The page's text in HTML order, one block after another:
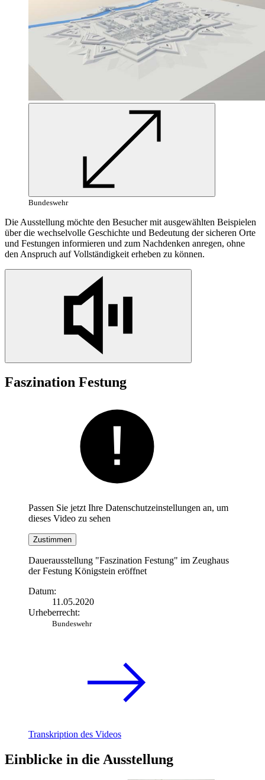
Bundeswehr
Die Ausstellung möchte den Besucher mit ausgewählten Beispielen
über die wechselvolle Geschichte und Bedeutung der sicheren Orte
und Festungen informieren und zum Nachdenken anregen, ohne
den Anspruch auf Vollständigkeit erheben zu können.
Faszination Festung
Passen Sie jetzt Ihre Datenschutzeinstellungen an, um
dieses Video zu sehen
Zustimmen
Dauerausstellung "Faszination Festung" im Zeughaus
der Festung Königstein eröffnet
Datum:
11.05.2020
Urheberrecht:
Bundeswehr
Transkription des Videos
Einblicke in die Ausstellung